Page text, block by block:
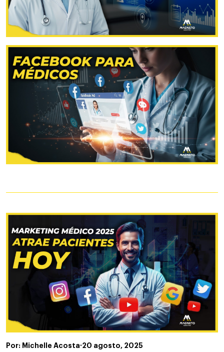
Por: Michelle Acosta·20 agosto, 2025